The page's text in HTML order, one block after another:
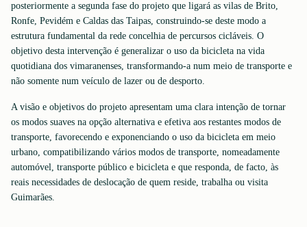
posteriormente a segunda fase do projeto que ligará as vilas de Brito,
Ronfe, Pevidém e Caldas das Taipas, construindo-se deste modo a
estrutura fundamental da rede concelhia de percursos cicláveis. O
objetivo desta intervenção é generalizar o uso da bicicleta na vida
quotidiana dos vimaranenses, transformando-a num meio de transporte e
não somente num veículo de lazer ou de desporto.
A visão e objetivos do projeto apresentam uma clara intenção de tornar
os modos suaves na opção alternativa e efetiva aos restantes modos de
transporte, favorecendo e exponenciando o uso da bicicleta em meio
urbano, compatibilizando vários modos de transporte, nomeadamente
automóvel, transporte público e bicicleta e que responda, de facto, às
reais necessidades de deslocação de quem reside, trabalha ou visita
Guimarães.